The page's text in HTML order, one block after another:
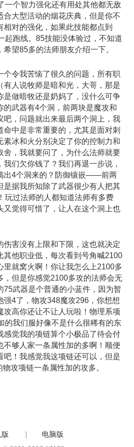
个智力强化还有用处其他都无敌
合大型活动的烟花庆典，但是你不
对的强化，如果此技能都点到
起跑线。85技能没体验过，不知道
望85多的法师朋友介绍一下。
令我苦恼了很久的问题，所有职
有人说牧师是暗和光，大哥，那是
是做暗牧还是奶妈了，没什么可争
的武器有4个洞，前两块是魔攻和
吧，问题就出来最后两个洞上，我
命中是非常重要的，尤其是面对刺
素冰和火分别决定了你的控制力和
舍，我就要问了，为什么法师就要
们欠你钱了？我们再退一步说，
出4个洞来的？防御镶嵌——前两
是据我所知除了武器很少有人把其
玩过法师的人都知道法师有多费
又觉得可惜了，让人在这个洞上也
害没有上限和下限，这也就决定
其他职业低，每次看到号角喊2100
里就窝火啊！你让我怎么上2100多
，但是你感觉2100多攻的法师会无
75武器是个普通的小蓝件，因为暂
强4了，物攻348魔攻296，你想想
攻高你还让不让人玩啦！物理系项
的我们服好像不是什么很稀有的东
感觉我的项链算个小极品了待会付
不够人家一条属性加的多啊！顺便
吧！我感觉我这项链还可以，但是
攻项链一条属性加的攻多。
| 电脑版